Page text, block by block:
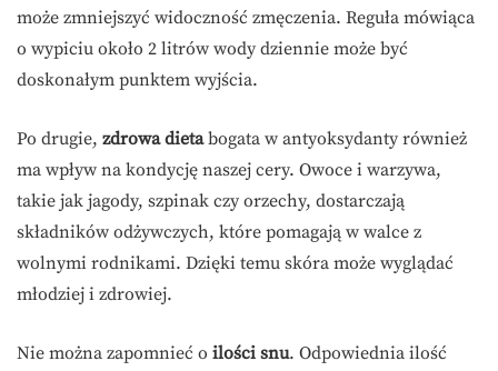
może zmniejszyć widoczność zmęczenia. Reguła mówiąca
o wypiciu około 2 litrów wody dziennie może być
doskonałym punktem wyjścia.
Po drugie, zdrowa dietabogata w antyoksydanty również
ma wpływ na kondycję naszej cery. Owoce i warzywa,
takie jak jagody, szpinak czy orzechy, dostarczają
składników odżywczych, które pomagają w walce z
wolnymi rodnikami. Dzięki temu skóra może wyglądać
młodziej i zdrowiej.
Nie można zapomnieć o ilości snu. Odpowiednia ilość